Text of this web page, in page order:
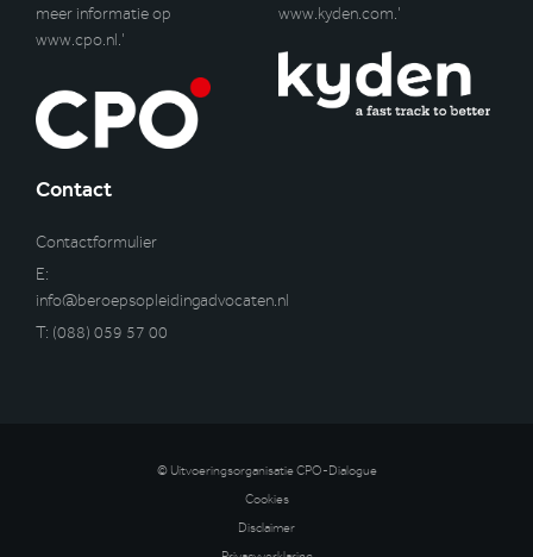
meer informatie op
www.cpo.nl.’
www.kyden.com.’
Contact
Contactformulier
E:
info@beroepsopleidingadvocaten.nl
T: (088) 059 57 00
© Uitvoeringsorganisatie CPO-Dialogue
Cookies
Disclaimer